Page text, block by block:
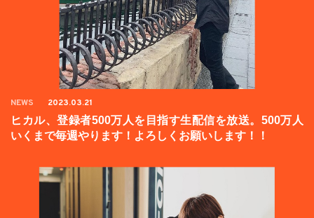
NEWS 2023.03.21
ヒカル、登録者500万人を目指す生配信を放送。500万人
いくまで毎週やります！よろしくお願いします！！